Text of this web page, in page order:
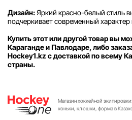
Дизайн: Яркий красно-белый стиль
подчеркивает современный
Купить этот или другой товар вы
Караганде и Павлодаре, либо
Hockey1.kz с доставкой по всему
страны.
Магазин хоккейной экипировки:
коньки, клюшки, форма в